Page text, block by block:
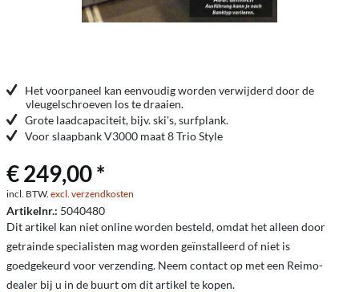
Het voorpaneel kan eenvoudig worden verwijderd door de
vleugelschroeven los te draaien.
Grote laadcapaciteit, bijv. ski's, surfplank.
Voor slaapbank V3000 maat 8 Trio Style
€ 249,00 *
incl. BTW. excl. verzendkosten
Artikelnr.: 5040480
Dit artikel kan niet online worden besteld, omdat het alleen door
getrainde specialisten mag worden geïnstalleerd of niet is
goedgekeurd voor verzending. Neem contact op met een Reimo-
dealer bij u in de buurt om dit artikel te kopen.